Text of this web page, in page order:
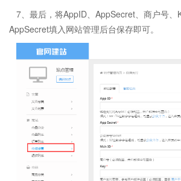
7、最后，将AppID、AppSecret、商户号、
AppSecret填入网站管理后台保存即可。